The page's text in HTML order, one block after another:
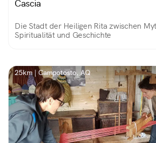
Cascia
Die Stadt der Heiligen Rita zwischen
Spiritualität und Geschichte
25km | Campotosto, AQ